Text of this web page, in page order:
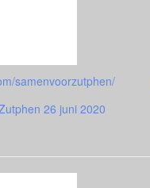
samenvoorzutphen/
26 juni 2020